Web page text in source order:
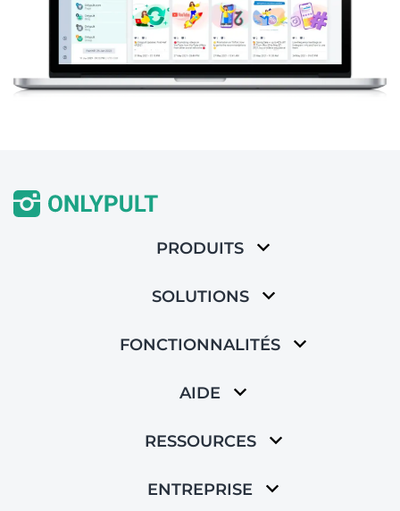
PRODUITS
SOLUTIONS
FONCTIONNALITÉS
AIDE
RESSOURCES
ENTREPRISE